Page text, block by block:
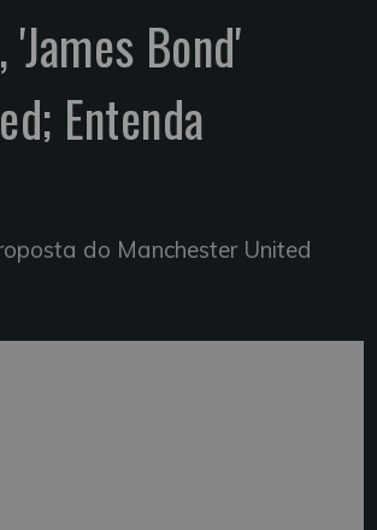
Bond'
Entenda
do Manchester United